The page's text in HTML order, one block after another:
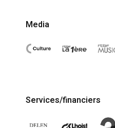
Media
Services/financiers